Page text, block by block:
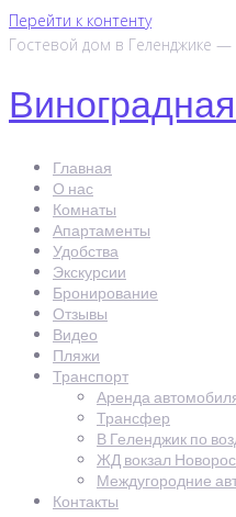
Перейти к контенту
Гостевой дом в Геленджике
Главная
О нас
Комнаты
Апартаменты
Удобства
Экскурсии
Бронирование
Отзывы
Видео
Пляжи
Транспорт
Аренда
Трансфер
В Геленджик по
ЖД вокзал
Междугородние
Контакты